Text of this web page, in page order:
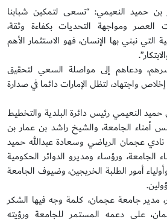
حميد النعيمي: “نسعى لتمكين شبابنا
العصر ومواجهة التحديات بكفاءة وثقة،
التي نبني بها الإنسان، فهو الاستثمار الأهم
ودعاهم إلى مواصلة السعي لتحقيق
واجتهاد، لتظل الإمارات دائما في صدارة
النعيمي رئيس دائرة البلدية والتخطيط
الجامعة، والشيخ راشد بن عمار بن
عجمان الرياضي وسعادة عبدالله حميد
ورؤساء ومديرو الدوائر الحكومية
أمور الطلبة الخريجين، وضيوف الجامعة
مدير جامعة عجمان، كلمة وجه فيها الشكر
على دعمه المستمر للجامعة ورؤيته